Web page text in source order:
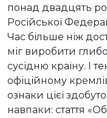
понад двадцять
Російської
Час більше ніж
міг виробити
сусідню країну. І
офіційному
ознаки цієї
навпаки: стаття